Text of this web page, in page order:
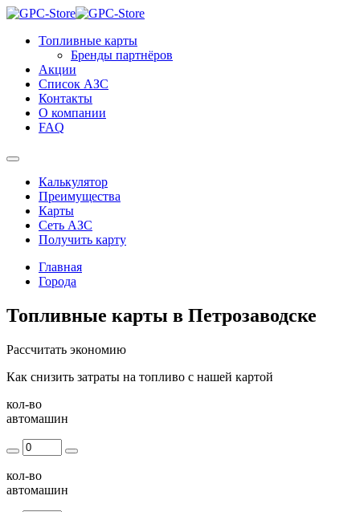
Топливные карты
Бренды партнёров
Акции
Список АЗС
Контакты
О компании
FAQ
Калькулятор
Преимущества
Карты
Сеть АЗС
Получить карту
Главная
Города
Топливные карты в Петрозаводске
Рассчитать экономию
Как снизить затраты на топливо с нашей картой
кол-во
автомашин
кол-во
автомашин